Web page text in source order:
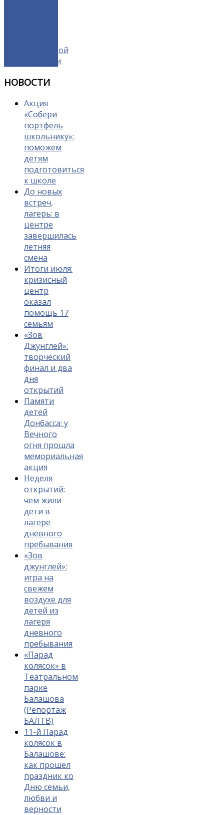
жизненной
ситуации
НОВОСТИ
Акция
«Собери
портфель
школьнику»:
поможем
детям
подготовиться
к школе
До новых
встреч,
лагерь: в
центре
завершилась
летняя
смена
Итоги июля:
кризисный
центр
оказал
помощь 17
семьям
«Зов
Джунглей»:
творческий
финал и два
дня
открытий
Памяти
детей
Донбасса: у
Вечного
огня прошла
мемориальная
акция
Неделя
открытий:
чем жили
дети в
лагере
дневного
пребывания
«Зов
джунглей»:
игра на
свежем
воздухе для
детей из
лагеря
дневного
пребывания
«Парад
колясок» в
Театральном
парке
Балашова
(Репортаж
БАЛТВ)
11-й Парад
колясок в
Балашове:
как прошёл
праздник ко
Дню семьи,
любви и
верности